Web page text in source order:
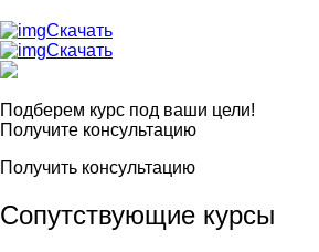
Скачать
Скачать
Подберем курс под ваши цели!
Получите консультацию
Получить консультацию
Сопутствующие курсы